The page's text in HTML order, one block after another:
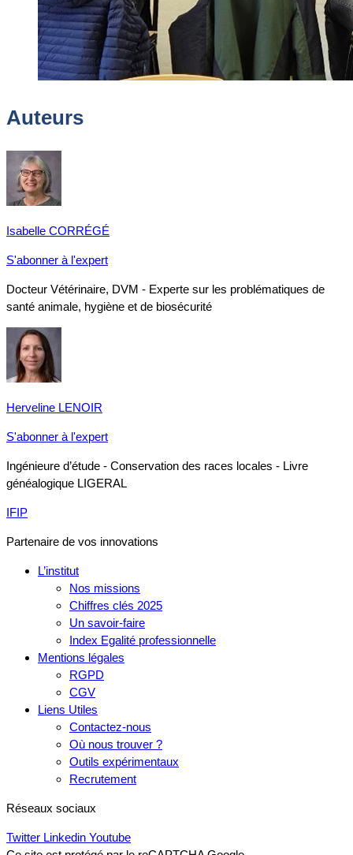
Auteurs
Isabelle CORRÉGÉ
S'abonner à l'expert
Docteur Vétérinaire, DVM - Experte sur les problématiques de
santé animale, hygiène et de biosécurité
Herveline LENOIR
S'abonner à l'expert
Ingénieure d’étude - Conservation des races locales - Livre
généalogique LIGERAL
IFIP
Partenaire de vos innovations
L’institut
Nos missions
Chiffres clés 2025
Un savoir-faire
Index Egalité professionnelle
Mentions légales
RGPD
CGV
Liens Utiles
Contactez-nous
Où nous trouver ?
Outils expérimentaux
Recrutement
Réseaux sociaux
Twitter Linkedin Youtube